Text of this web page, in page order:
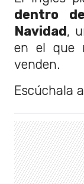
dentro
Navidad,
en el que
venden.
Escúchala